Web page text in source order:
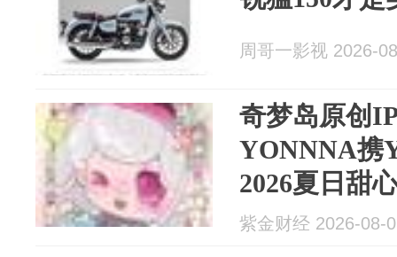
周哥一影视 2026-
奇梦岛原创
YONNNA携
2026夏日甜
紫金财经 2026-08-